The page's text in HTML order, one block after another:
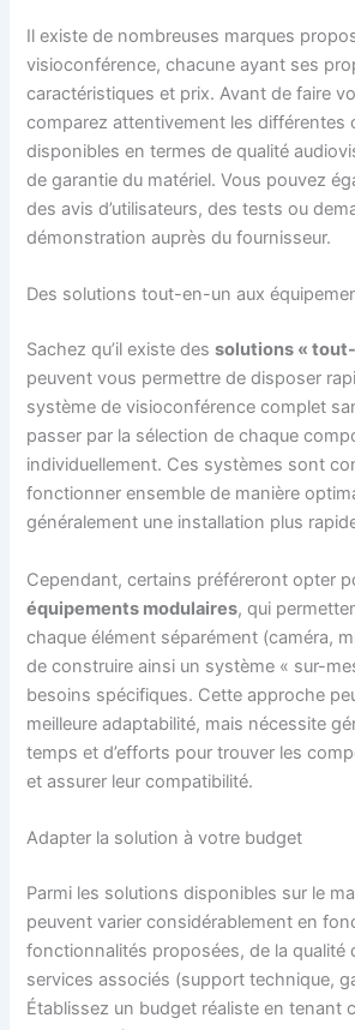
Il existe de nombreuses marques
visioconférence, chacune ayant ses
caractéristiques et prix. Avant de faire
comparez attentivement les différentes
disponibles en termes de qualité
de garantie du matériel. Vous pouvez
des avis d’utilisateurs, des tests ou
démonstration auprès du fournisseur.
Des solutions tout-en-un aux
Sachez qu’il existe dessolutions «
peuvent vous permettre de disposer
système de visioconférence complet
passer par la sélection de chaque
individuellement. Ces systèmes sont
fonctionner ensemble de manière
généralement une installation plus
Cependant, certains préféreront opter
équipements modulaires, qui
chaque élément séparément (caméra,
de construire ainsi un système « sur-
besoins spécifiques. Cette approche
meilleure adaptabilité, mais nécessite
temps et d’efforts pour trouver les
et assurer leur compatibilité.
Adapter la solution à votre budget
Parmi les solutions disponibles sur le
peuvent varier considérablement en
fonctionnalités proposées, de la qualité
services associés (support technique,
Établissez un budget réaliste en tenant